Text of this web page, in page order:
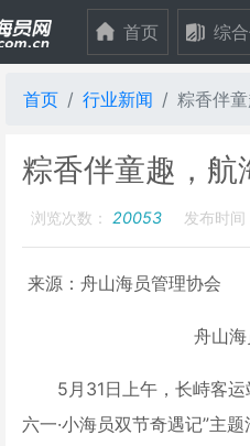
首页 综
首页 行业新闻 粽香伴
粽香伴童趣，航
浏览次数： 20053 发布时间
来源：舟山海员管理协会
舟山
5月31日上午，长峙客
六一·小海员双节奇遇记”主